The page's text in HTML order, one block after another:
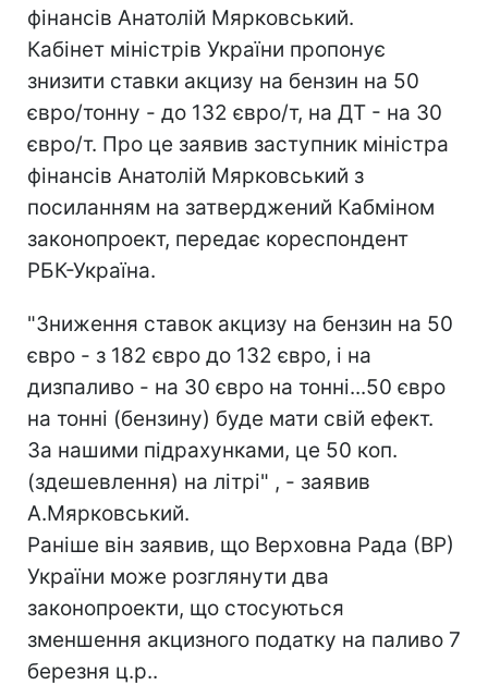
фінансів Анатолій Мярковський.
Кабінет міністрів України пропонує
знизити ставки акцизу на бензин на 50
євро/тонну - до 132 євро/т, на ДТ - на 30
євро/т. Про це заявив заступник міністра
фінансів Анатолій Мярковський з
посиланням на затверджений Кабміном
законопроект, передає кореспондент
РБК-Україна.
"Зниження ставок акцизу на бензин на 50
євро - з 182 євро до 132 євро, і на
дизпаливо - на 30 євро на тонні...50 євро
на тонні (бензину) буде мати свій ефект.
За нашими підрахунками, це 50 коп.
(здешевлення) на літрі" , - заявив
А.Мярковський.
Раніше він заявив, що Верховна Рада (ВР)
України може розглянути два
законопроекти, що стосуються
зменшення акцизного податку на паливо 7
березня ц.р..